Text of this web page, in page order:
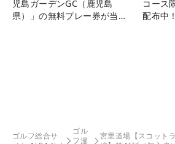
児島ガーデンGC（鹿児島
県）」の無料プレー券が当た
コース
配布中！
ゴルフ総合サ
ゴル
フ漫
宮里道場【スコット